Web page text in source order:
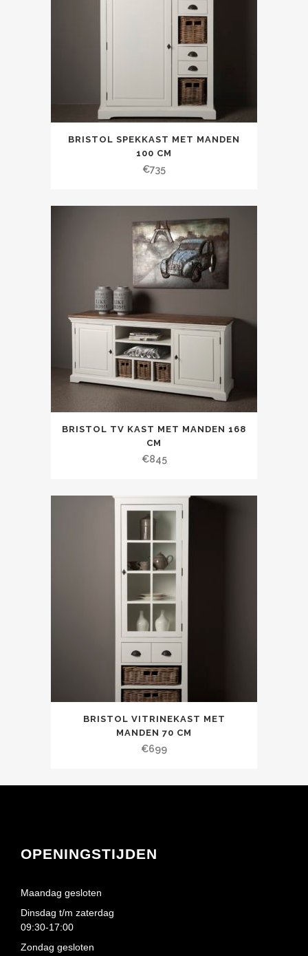
BRISTOL SPEKKAST MET MANDEN
100 CM
€735
BRISTOL TV KAST MET MANDEN 168
CM
€845
BRISTOL VITRINEKAST MET
MANDEN 70 CM
€699
OPENINGSTIJDEN
Maandag gesloten
Dinsdag t/m zaterdag
09:30-17:00
Zondag gesloten